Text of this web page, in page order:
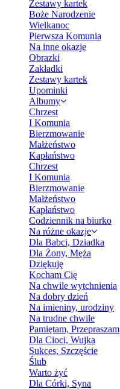
Zestawy kartek
Boże Narodzenie
Wielkanoc
Pierwsza Komunia
Na inne okazje
Obrazki
Zakładki
Zestawy kartek
Upominki
Albumy
Chrzest
I Komunia
Bierzmowanie
Małżeństwo
Kapłaństwo
Chrzest
I Komunia
Bierzmowanie
Małżeństwo
Kapłaństwo
Codziennik na biurko
Na różne okazje
Dla Babci, Dziadka
Dla Żony, Męża
Dziękuję
Kocham Cię
Na chwile wytchnienia
Na dobry dzień
Na imieniny, urodziny
Na trudne chwile
Pamiętam, Przepraszam
Dla Cioci, Wujka
Sukces, Szczęście
Ślub
Warto żyć
Dla Córki, Syna